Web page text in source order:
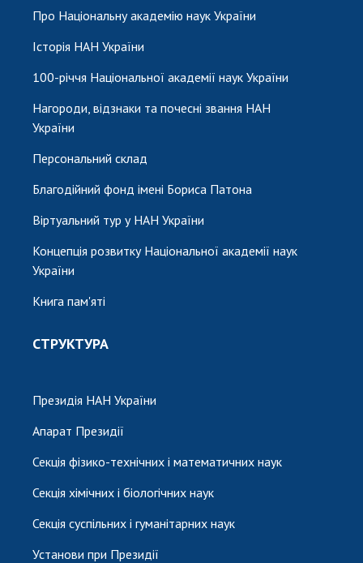
НАУКОВІ ВИДАННЯ
МЕДІА ПРО НАС
АКАДЕМІЯ КОМЕНТУЄ
Про Національну академію наук України
Історія НАН України
100-річчя Національної академії наук України
Нагороди, відзнаки та почесні звання НАН
України
Персональний склад
Благодійний фонд імені Бориса Патона
Віртуальний тур у НАН України
Концепція розвитку Національної академії наук
України
Книга пам'яті
СТРУКТУРА
Президія НАН України
Апарат Президії
Секція фізико-технічних і математичних наук
Секція хімічних і біологічних наук
Секція суспільних і гуманітарних наук
Установи при Президії